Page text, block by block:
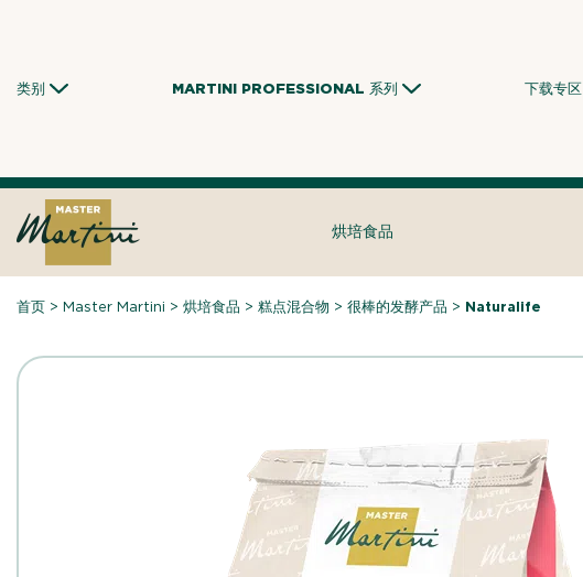
类别 MARTINI PROFESSIONAL 系列 下载专区
烘培食品
首页 >Master Martini >烘培食品 >糕点混合物 >很棒的发酵产品 > Naturalife